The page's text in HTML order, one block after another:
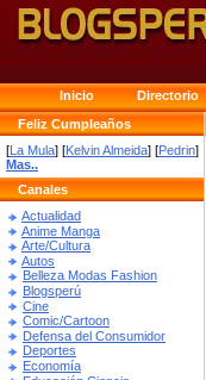
Inicio Directorio
Feliz Cumpleaños
[La Mula] [Kelvin Almeida] [Pedrin]
Mas..
Canales
Actualidad
Anime Manga
Arte/Cultura
Autos
Belleza Modas Fashion
Blogsperú
Cine
Comic/Cartoon
Defensa del Consumidor
Deportes
Economía